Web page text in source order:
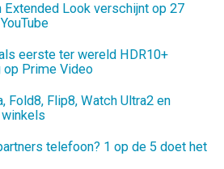
Extended Look verschijnt op 27
eerste ter wereld HDR10+
op Prime Video
Fold8, Flip8, Watch Ultra2 en
telefoon? 1 op de 5 doet het